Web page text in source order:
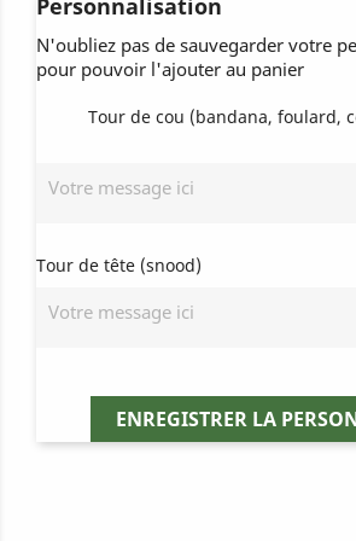
Personnalisation
N'oubliez pas de sauvegarder votre
pour pouvoir l'ajouter au panier
Tour de cou (bandana, foulard,
Tour de tête (snood)
ENREGISTRER LA